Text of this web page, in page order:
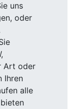
uns
oder
Art oder
Ihren
alle